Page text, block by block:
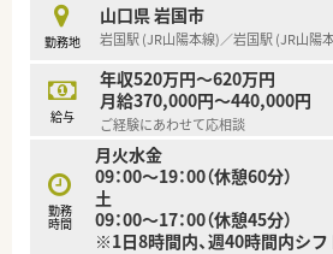
【法人特徴について】
■東証プライム上場スズケングループ
116店舗を展開する中国エリア屈指の
■無理な店舗展開は行わない健全な
と連携した地域包括ケアの構築に注力
■全店舗にPOSレジや電子天秤一体
機器を導入し、調剤過誤の防止に努め
【想定される業務内容】
■処方箋に基づく正確な外来調剤、鑑
科を中心とした患者様への服薬指導を
勤務地
山口県 岩国市
岩国駅 (JR山陽本線)／岩国駅 (JR山陽
給与
年収520万円～620万円
月給370,000円～440,000円
ご経験にあわせて応相談
勤務
時間
月火水金
09：00～19：00（休憩60分）
土
09：00～17：00（休憩45分）
※1日8時間内、週40時間内シフ